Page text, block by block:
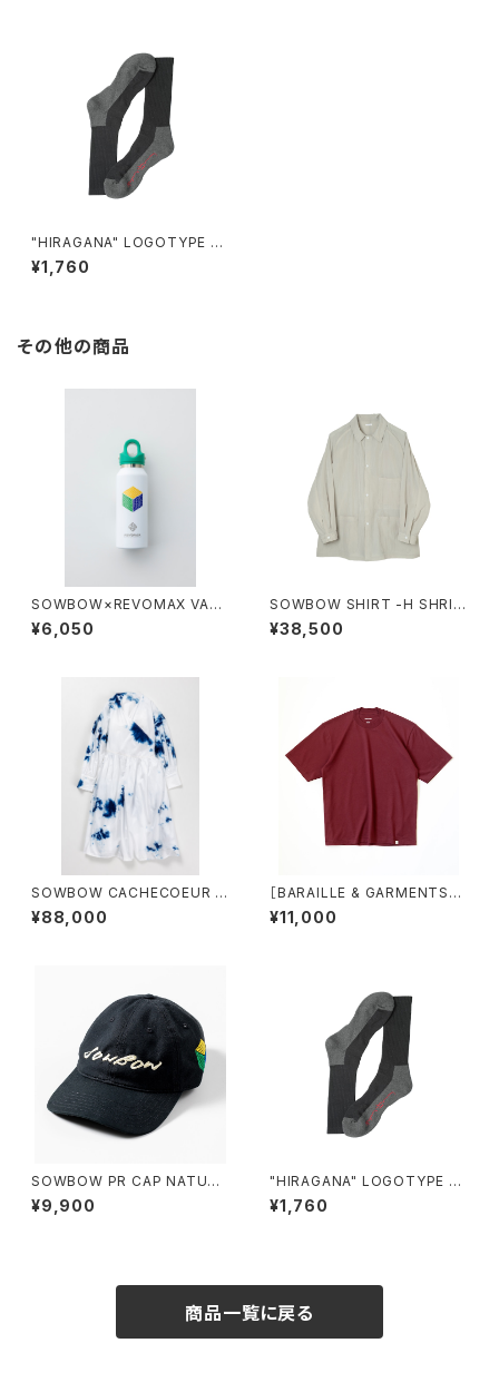
"HIRAGANA" LOGOTYPE S
OCKS
¥1,760
その他の商品
SOWBOW×REVOMAX VAC
UUM INSULATED BOTTLE
12oz SLIM / "CUBE"
¥6,050
SOWBOW SHIRT -H SHRIN
¥38,500
SOWBOW CACHECOEUR D
RESS BROAD CLOTH COT
TON INDIGO TIE DYE
¥88,000
［BARAILLE & GARMENTS別
注］KIRISHIMA - S/S Tee NE
W COLOR WINE
¥11,000
SOWBOW PR CAP NATURA
L
¥9,900
"HIRAGANA" LOGOTYPE S
OCKS
¥1,760
商品一覧に戻る